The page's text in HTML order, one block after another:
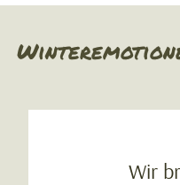
Wir